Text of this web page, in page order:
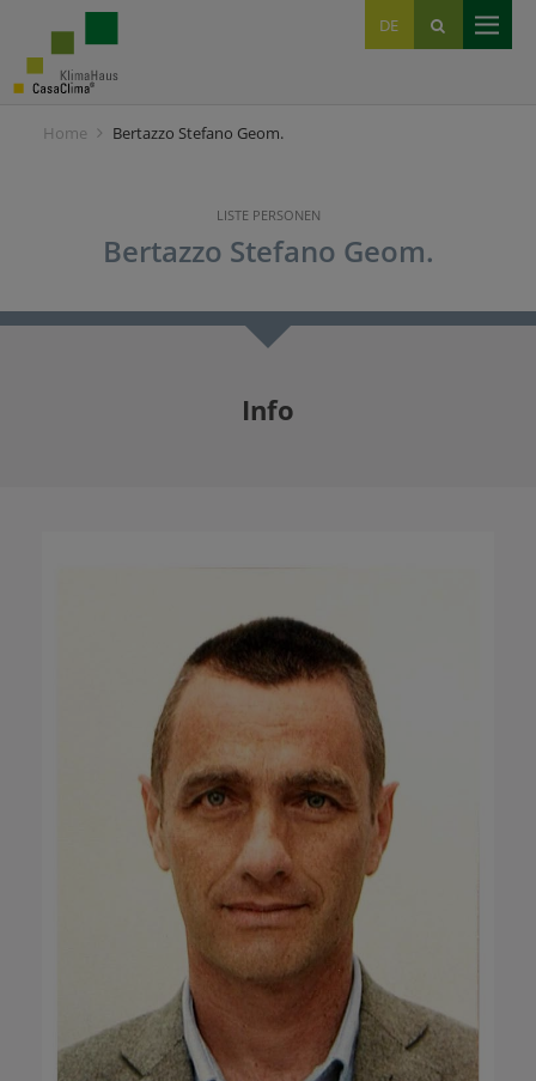
DE
IT
EN
Home Bertazzo Stefano Geom.
LISTE PERSONEN
Bertazzo Stefano Geom.
Info